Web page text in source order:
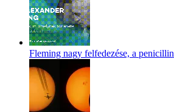
Fleming nagy felfedezése, a penicillin